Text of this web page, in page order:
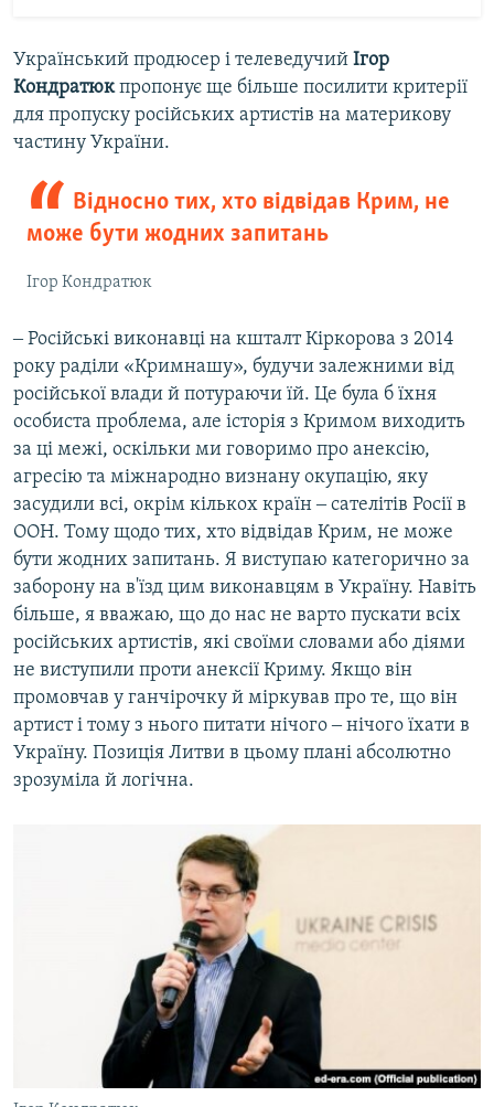
Український продюсер і телеведучий Ігор
Кондратюкпропонує ще більше посилити критерії
для пропуску російських артистів на материкову
частину України.
Відносно тих, хто відвідав Крим, не
може бути жодних запитань
Ігор Кондратюк
‒ Російські виконавці на кшталт Кіркорова з 2014
року раділи «Кримнашу», будучи залежними від
російської влади й потураючи їй. Це була б їхня
особиста проблема, але історія з Кримом виходить
за ці межі, оскільки ми говоримо про анексію,
агресію та міжнародно визнану окупацію, яку
засудили всі, окрім кількох країн ‒ сателітів Росії в
ООН. Тому щодо тих, хто відвідав Крим, не може
бути жодних запитань. Я виступаю категорично за
заборону на в'їзд цим виконавцям в Україну. Навіть
більше, я вважаю, що до нас не варто пускати всіх
російських артистів, які своїми словами або діями
не виступили проти анексії Криму. Якщо він
промовчав у ганчірочку й міркував про те, що він
артист і тому з нього питати нічого ‒ нічого їхати в
Україну. Позиція Литви в цьому плані абсолютно
зрозуміла й логічна.